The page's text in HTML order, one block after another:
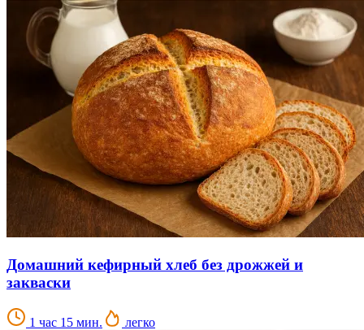
Домашний кефирный хлеб без дрожжей и
закваски
1 час 15 мин. легко